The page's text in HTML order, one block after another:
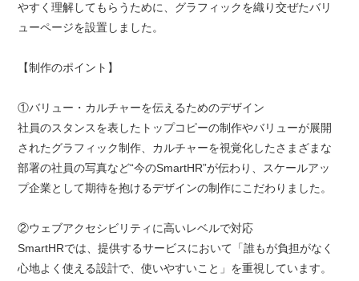
やすく理解してもらうために、グラフィックを織り交ぜたバリ
ューページを設置しました。
【制作のポイント】
①バリュー・カルチャーを伝えるためのデザイン
社員のスタンスを表したトップコピーの制作やバリューが展開
されたグラフィック制作、カルチャーを視覚化したさまざまな
部署の社員の写真など“今のSmartHR”が伝わり、スケールアッ
プ企業として期待を抱けるデザインの制作にこだわりました。
②ウェブアクセシビリティに高いレベルで対応
SmartHRでは、提供するサービスにおいて「誰もが負担がなく
心地よく使える設計で、使いやすいこと」を重視しています。